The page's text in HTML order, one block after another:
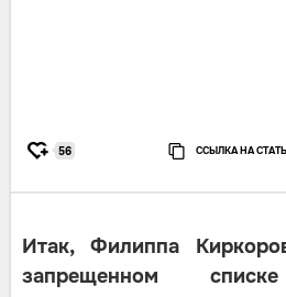
56 ССЫЛКА НА
Итак, Филиппа
запрещенном